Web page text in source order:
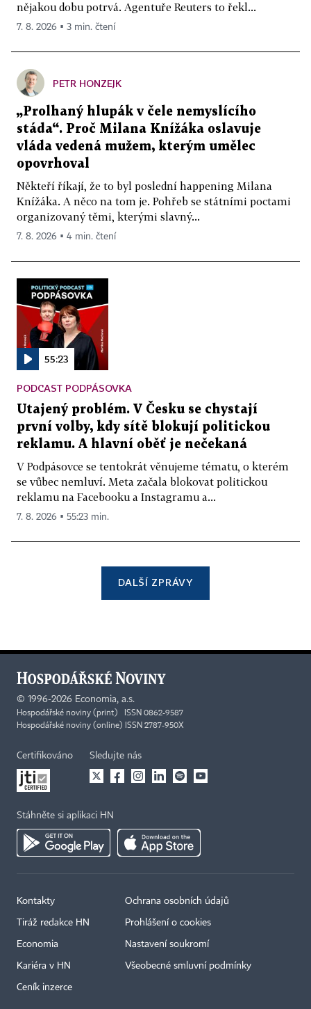
nějakou dobu potrvá. Agentuře Reuters to řekl...
7. 8. 2026 ▪ 3 min. čtení
PETR HONZEJK
„Prolhaný hlupák v čele nemyslícího
stáda“. Proč Milana Knížáka oslavuje
vláda vedená mužem, kterým umělec
opovrhoval
Někteří říkají, že to byl poslední happening Milana
Knížáka. A něco na tom je. Pohřeb se státními poctami
organizovaný těmi, kterými slavný...
7. 8. 2026 ▪ 4 min. čtení
55:23
PODCAST PODPÁSOVKA
Utajený problém. V Česku se chystají
první volby, kdy sítě blokují politickou
reklamu. A hlavní oběť je nečekaná
V Podpásovce se tentokrát věnujeme tématu, o kterém
se vůbec nemluví. Meta začala blokovat politickou
reklamu na Facebooku a Instagramu a...
7. 8. 2026 ▪ 55:23 min.
DALŠÍ ZPRÁVY
© 1996-2026 Economia, a.s.
Hospodářské noviny (print) ISSN 0862-9587
Hospodářské noviny (online) ISSN 2787-950X
Certifikováno Sledujte nás
Stáhněte si aplikaci HN
Kontakty
Tiráž redakce HN
Economia
Kariéra v HN
Ceník inzerce
Ochrana osobních údajů
Prohlášení o cookies
Nastavení soukromí
Všeobecné smluvní podmínky